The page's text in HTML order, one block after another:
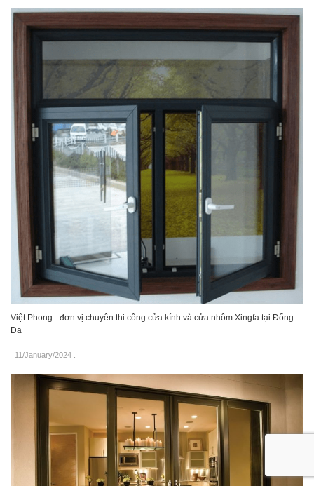
Việt Phong - đơn vị chuyên thi công cửa kính và cửa nhôm Xingfa tại Đống
Đa
11/January/2024